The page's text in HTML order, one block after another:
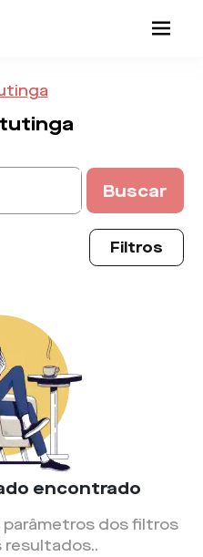
Buscar
Filtros
encontrado
dos filtros
resultados..